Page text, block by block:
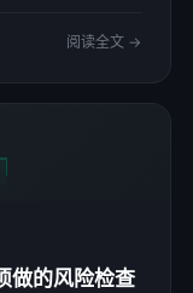
阅读全文 →
做的风险检查